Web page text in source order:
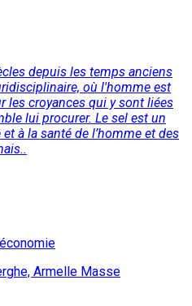
depuis les temps anciens
où l'homme est
les croyances qui y sont liées
lui procurer. Le sel est un
à la santé de l’homme et des
Armelle Masse